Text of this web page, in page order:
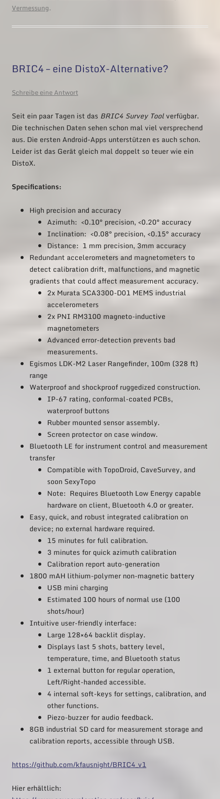
Vermessung.
BRIC4 – eine DistoX-Alternative?
Schreibe eine Antwort
Seit ein paar Tagen ist das BRIC4 Survey Toolverfügbar.
Die technischen Daten sehen schon mal viel versprechend
aus. Die ersten Android-Apps unterstützen es auch schon.
Leider ist das Gerät gleich mal doppelt so teuer wie ein
DistoX.
Specifications:
High precision and accuracy
Azimuth: <0.10° precision, <0.20° accuracy
Inclination: <0.08° precision, <0.15° accuracy
Distance: 1 mm precision, 3mm accuracy
Redundant accelerometers and magnetometers to
detect calibration drift, malfunctions, and magnetic
gradients that could affect measurement accuracy.
2x Murata SCA3300-D01 MEMS industrial
accelerometers
2x PNI RM3100 magneto-inductive
magnetometers
Advanced error-detection prevents bad
measurements.
Egismos LDK-M2 Laser Rangefinder, 100m (328 ft)
range
Waterproof and shockproof ruggedized construction.
IP-67 rating, conformal-coated PCBs,
waterproof buttons
Rubber mounted sensor assembly.
Screen protector on case window.
Bluetooth LE for instrument control and measurement
transfer
Compatible with TopoDroid, CaveSurvey, and
soon SexyTopo
Note: Requires Bluetooth Low Energy capable
hardware on client, Bluetooth 4.0 or greater.
Easy, quick, and robust integrated calibration on
device; no external hardware required.
15 minutes for full calibration.
3 minutes for quick azimuth calibration
Calibration report auto-generation
1800 mAH lithium-polymer non-magnetic battery
USB mini charging
Estimated 100 hours of normal use (100
shots/hour)
Intuitive user-friendly interface:
Large 128×64 backlit display.
Displays last 5 shots, battery level,
temperature, time, and Bluetooth status
1 external button for regular operation,
Left/Right-handed accessible.
4 internal soft-keys for settings, calibration, and
other functions.
Piezo-buzzer for audio feedback.
8GB industrial SD card for measurement storage and
calibration reports, accessible through USB.
https://github.com/kfausnight/BRIC4_v1
Hier erhältlich: